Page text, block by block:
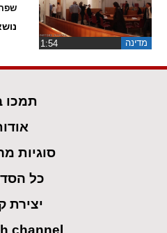
ניגודיות
קו תחתי לקישורים
איפוס
מדינה
תמכו
סוגיות
כל
יצירת
channel